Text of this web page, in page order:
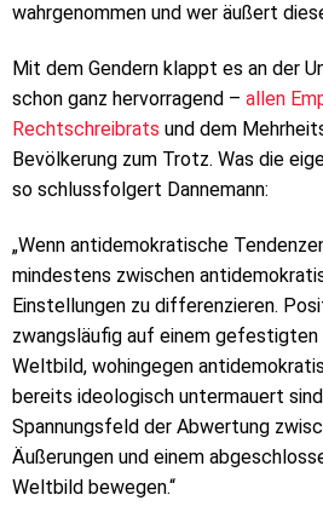
wahrgenommen und wer äußert
Mit dem Gendern klappt es an der
schon ganz hervorragend – allen
Rechtschreibrats und dem
Bevölkerung zum Trotz. Was die
so schlussfolgert Dannemann:
„Wenn antidemokratische
mindestens zwischen
Einstellungen zu differenzieren.
zwangsläufig auf einem
Weltbild, wohingegen
bereits ideologisch untermauert
Spannungsfeld der Abwertung
Äußerungen und einem
Weltbild bewegen.“